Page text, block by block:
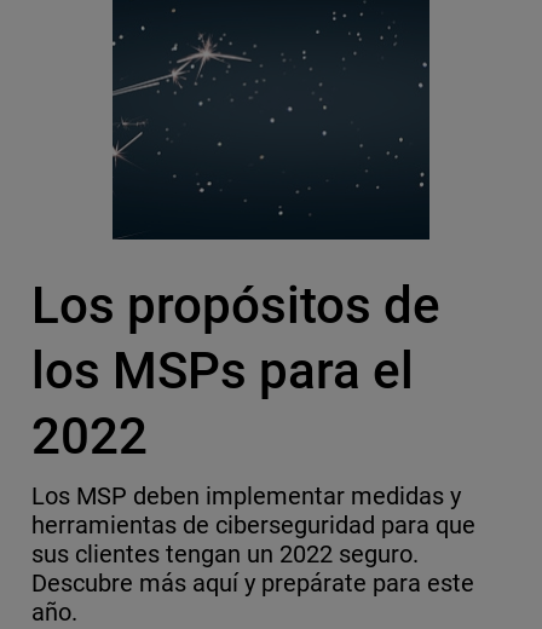
Los propósitos de
los MSPs para el
2022
Los MSP deben implementar medidas y
herramientas de ciberseguridad para que
sus clientes tengan un 2022 seguro.
Descubre más aquí y prepárate para este
año.